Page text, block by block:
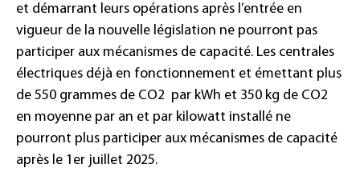
et démarrant leurs opérations après l’entrée en
vigueur de la nouvelle législation ne pourront pas
participer aux mécanismes de capacité. Les centrales
électriques déjà en fonctionnement et émettant plus
de 550 grammes de CO2 par kWh et 350 kg de CO2
en moyenne par an et par kilowatt installé ne
pourront plus participer aux mécanismes de capacité
après le 1er juillet 2025.